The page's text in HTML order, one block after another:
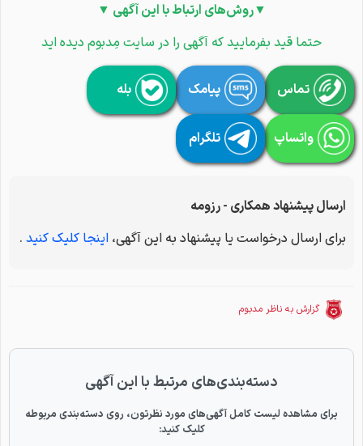
▼روش‌های ارتباط با این آگهی ▼
حتما قید بفرمایید که آگهی را در سایت مِدبوم دیده اید
تماس پیامک بله
واتساپ تلگرام
ارسال پیشنهاد همکاری - رزومه
برای ارسال درخواست یا پیشنهاد به این آگهی، اینجا کلیک کنید .
گزارش به ناظر مدبوم
دسته‌بندی‌های مرتبط با این آگهی
برای مشاهده لیست کامل آگهی‌های مورد نظرتون، روی دسته‌بندی مربوطه
کلیک کنید: